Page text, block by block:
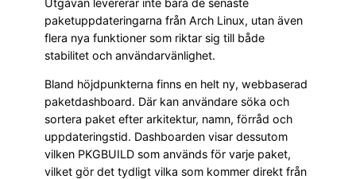
paketuppdateringarna från Arch Linux, utan även
flera nya funktioner som riktar sig till både
stabilitet och användarvänlighet.
Bland höjdpunkterna finns en helt ny, webbaserad
paketdashboard. Där kan användare söka och
sortera paket efter arkitektur, namn, förråd och
uppdateringstid. Dashboarden visar dessutom
vilken PKGBUILD som används för varje paket,
vilket gör det tydligt vilka som kommer direkt från